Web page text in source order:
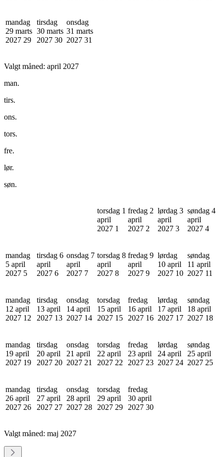
mandag
29 marts
2027 29
tirsdag
30 marts
2027 30
onsdag
31 marts
2027 31
Valgt måned: april 2027
man.
tirs.
ons.
tors.
fre.
lør.
søn.
torsdag 1
april
2027 1
fredag 2
april
2027 2
lørdag 3
april
2027 3
søndag 4
april
2027 4
mandag
5 april
2027 5
tirsdag 6
april
2027 6
onsdag 7
april
2027 7
torsdag 8
april
2027 8
fredag 9
april
2027 9
lørdag
10 april
2027 10
søndag
11 april
2027 11
mandag
12 april
2027 12
tirsdag
13 april
2027 13
onsdag
14 april
2027 14
torsdag
15 april
2027 15
fredag
16 april
2027 16
lørdag
17 april
2027 17
søndag
18 april
2027 18
mandag
19 april
2027 19
tirsdag
20 april
2027 20
onsdag
21 april
2027 21
torsdag
22 april
2027 22
fredag
23 april
2027 23
lørdag
24 april
2027 24
søndag
25 april
2027 25
mandag
26 april
2027 26
tirsdag
27 april
2027 27
onsdag
28 april
2027 28
torsdag
29 april
2027 29
fredag
30 april
2027 30
Valgt måned: maj 2027